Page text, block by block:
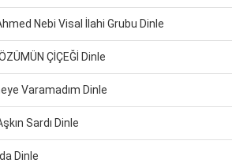
Nebi Visal İlahi Grubu Dinle
ÇİÇEĞİ Dinle
Varamadım Dinle
Sardı Dinle
Dinle